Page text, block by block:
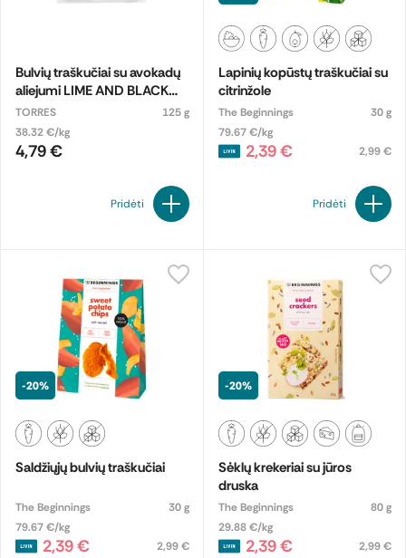
Bulvių traškučiai su avokadų
aliejumi LIME AND BLACK
PEPPER
TORRES
125 g
38.32 €/kg
4,79 €
Pridėti
Lapinių kopūstų traškučiai su
citrinžole
The Beginnings
30 g
79.67 €/kg
2,39 € 2,99 €
Pridėti
-20%
Saldžiųjų bulvių traškučiai
The Beginnings
30 g
79.67 €/kg
2,39 € 2,99 €
-20%
Sėklų krekeriai su jūros
druska
The Beginnings
80 g
29.88 €/kg
2,39 € 2,99 €